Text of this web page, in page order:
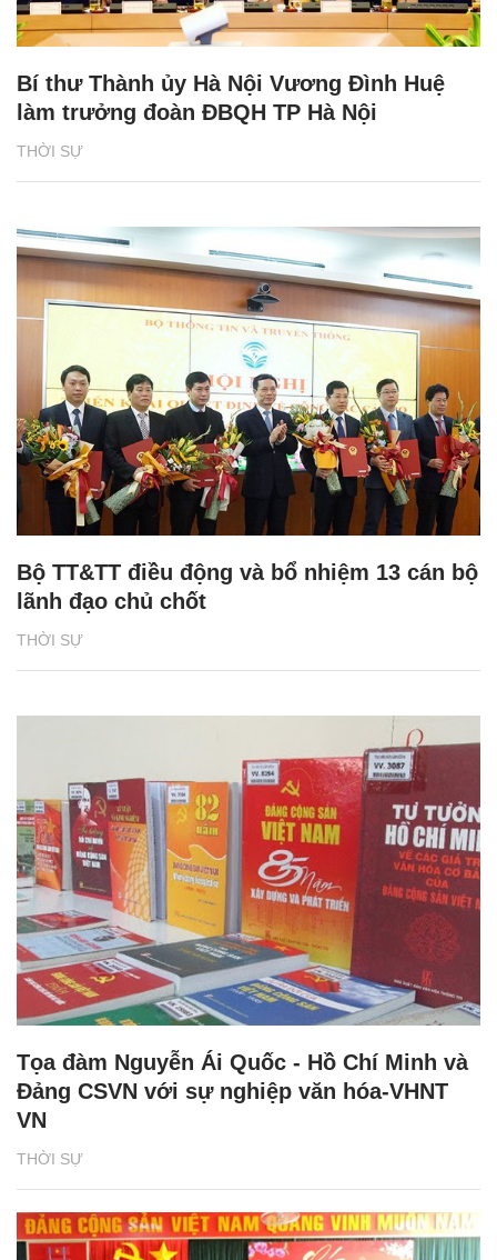
THỜI SỰ
Bí thư Thành ủy Hà Nội Vương Đình Huệ
làm trưởng đoàn ĐBQH TP Hà Nội
THỜI SỰ
Bộ TT&TT điều động và bổ nhiệm 13 cán bộ
lãnh đạo chủ chốt
THỜI SỰ
Tọa đàm Nguyễn Ái Quốc - Hồ Chí Minh và
Đảng CSVN với sự nghiệp văn hóa-VHNT
VN